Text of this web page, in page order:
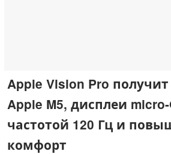
Apple Vision Pro
Apple M5, дисплеи micro-
частотой 120 Гц и
комфорт